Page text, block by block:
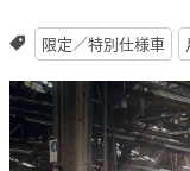
限定／特別仕様車